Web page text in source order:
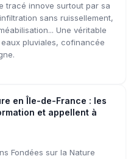
tracé innove surtout par sa
sans ruissellement,
Une véritable
pluviales, cofinancée
en Île-de-France : les
et appellent à
Fondées sur la Nature